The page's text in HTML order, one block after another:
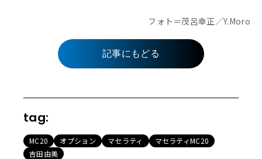
フォト＝茂呂幸正／Y.Moro
記事にもどる
tag:
MC20 オプション マセラティ
マセラティMC20
吉田由美